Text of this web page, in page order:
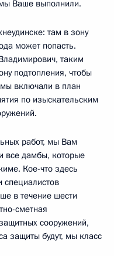
мы Ваше выполнили.
там в зону
может попасть.
таким
подтопления, чтобы
включали в план
по изыскательским
работ, мы Вам
все дамбы, которые
Кое-что здесь
специалистов
в течение шести
сметная
сооружений,
защиты будут, мы класс